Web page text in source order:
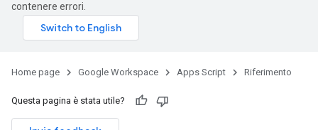
contenere errori.
Home page Google Workspace Apps Script Riferimento
Questa pagina è stata utile?